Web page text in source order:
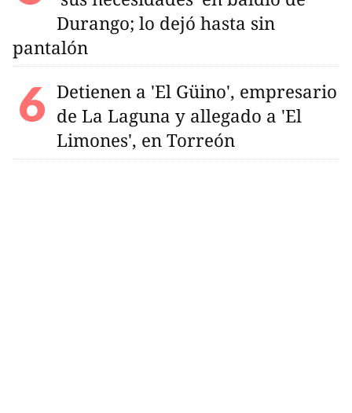
Durango; lo dejó hasta sin
pantalón
Detienen a 'El Güino', empresario
de La Laguna y allegado a 'El
Limones', en Torreón